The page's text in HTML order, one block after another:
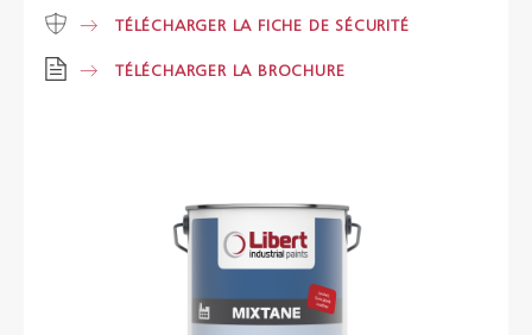
TÉLÉCHARGER LA FICHE DE SÉCURITÉ
TÉLÉCHARGER LA BROCHURE
Contacts